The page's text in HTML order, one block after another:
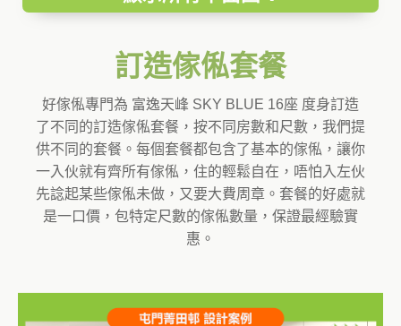
訂造傢俬套餐
好傢俬專門為 富逸天峰 SKY BLUE 16座 度身訂造
了不同的訂造傢俬套餐，按不同房數和尺數，我們提
供不同的套餐。每個套餐都包含了基本的傢俬，讓你
一入伙就有齊所有傢俬，住的輕鬆自在，唔怕入左伙
先諗起某些傢俬未做，又要大費周章。套餐的好處就
是一口價，包特定尺數的傢俬數量，保證最經驗實
惠。